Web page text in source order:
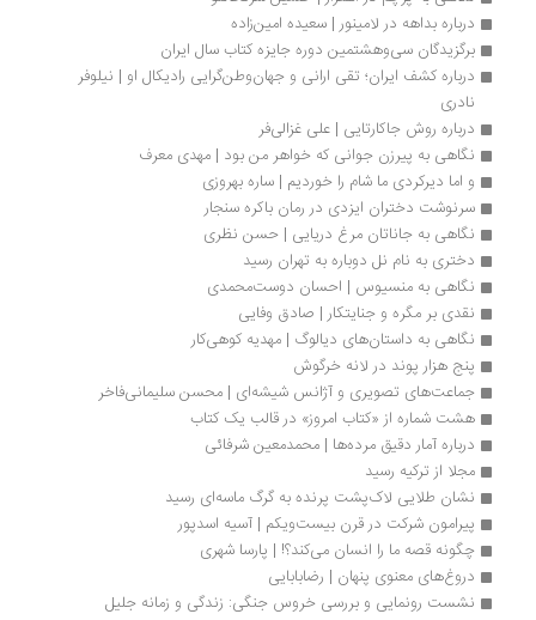
درباره بداهه در لامینور | سعیده امین‌زاده
برگزیدگان سی‌وهشتمین دوره جایزه کتاب سال ایران
درباره کشف ایران؛ تقی ارانی و جهان‌وطن‌گرایی رادیکال او | نیلوفر
درباره روش جاکارتایی | علی غزالی‌فر
نگاهی به پیرزن جوانی که خواهر من بود | مهدی معرف
و اما دیرکردی ما شام را خوردیم | ساره بهروزی
سرنوشت دختران ایزدی در رمان باکره سنجار
نگاهی به جاناتان مرغ دریایی | حسن نظری
دختری به نام نل دوباره به تهران رسید
نگاهی به منسیوس | احسان دوست‌محمدی
نقدی بر مگره و جنایتکار | صادق وفایی
نگاهی به داستان‌های دیالوگ | مهدیه کوهی‌کار
پنج هزار پوند در لانه خرگوش
جماعت‌های تصویری و آژانس شیشه‌ای | محسن سلیمانی‌‏فاخر
هشت شماره از «کتاب امروز» در قالب یک کتاب
درباره آمار دقیق مرده‌ها | محمدمعین شرفائی
مجلا از ترکیه رسید
نشان طلایی لاک‌پشت پرنده به گرگ ماسه‌ای رسید
پیرامون شرکت در قرن بیست‌ویکم | آسیه اسدپور
چگونه قصه ما را انسان می‌کند؟! | پارسا شهری
دروغ‌های معنوی پنهان | رضابابايی
نشست رونمایی و بررسی خروس جنگی: زندگی و زمانه جلیل